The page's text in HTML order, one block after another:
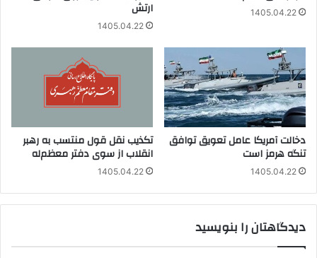
1405.04.22 ارتش
1405.04.22
دخالت آمریکا عامل تعویق توافق
تنگه هرمز است
1405.04.22
تکذیب نقل قول منتسب به رهبر
انقلاب از سوی دفتر معظم‌له
1405.04.22
دیدگاهتان را بنویسید